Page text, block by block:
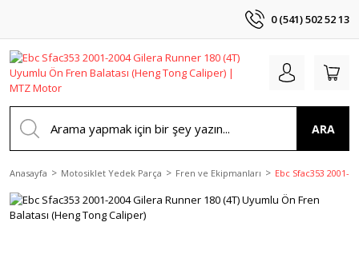
0 (541) 502 52 13
ARA
Anasayfa Motosiklet Yedek Parça Fren ve Ekipmanları Ebc Sfac353 2001-